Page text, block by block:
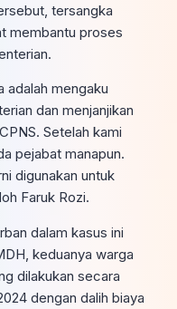
tersangka
membantu proses
adalah mengaku
dan menjanjikan
Setelah kami
pejabat manapun.
digunakan untuk
Faruk Rozi.
dalam kasus ini
keduanya warga
dilakukan secara
dengan dalih biaya